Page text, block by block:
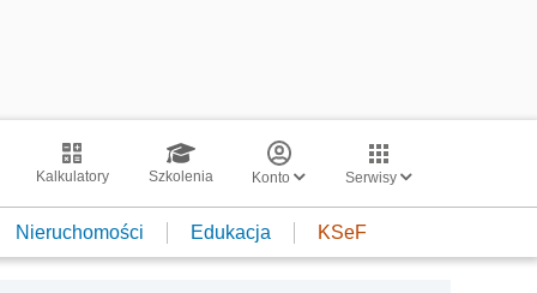
Kalkulatory Szkolenia Konto Serwisy
Nieruchomości Edukacja KSeF